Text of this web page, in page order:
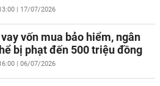
| 17/07/2026
vốn mua bảo hiểm, ngân
bị phạt đến 500 triệu đồng
| 06/07/2026